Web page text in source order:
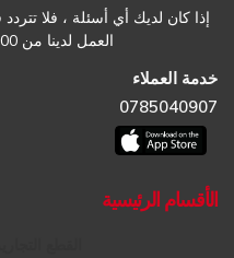
إذا كان لديك أي أسئلة ، فلا
العمل لدينا من 9:00 حتي 18:00 من السبت إلى الخميس
خدمة العملاء
0785040907
الأقسام الرئيسية